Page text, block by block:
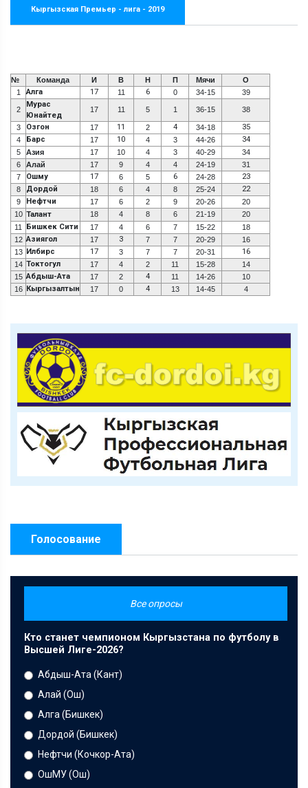
Кыргызская Премьер - лига - 2019
№ Команда И В Н П Мячи
О
1
Алга 17 11 6 0 34-15 39
2
Мурас
Юнайтед
17 11 5 1 36-15 38
3 Озгон 17 11 2 4 34-18 35
4 Барс 17 10 4 3 44-26 34
5 Азия 17 10 4 3 40-29
34
6
Алай 17 9 4 4 24-19
31
7
Ошму 17 6 5 6 24-28 23
8 Дордой 18 6 4 8 25-24 22
9 Нефтчи 17 6 2 9 20-26
20
10 Талант 18 4 8 6 21-19
20
11
Бишкек Сити 17 4 6 7 15-22
18
12 Азиягол 17 3 7 7 20-29
16
13 Илбирс 17 3 7 7 20-31 16
14 Токтогул 17 4 2 11 15-28
14
15 Абдыш-Ата 17 2 4 11 14-26
10
16 Кыргызалтын 17 0 4 13 14-45 4
Голосование
Все опросы
Кто станет чемпионом Кыргызстана по футболу в
Высшей Лиге-2026?
Абдыш-Ата (Кант)
Алай (Ош)
Алга (Бишкек)
Дордой (Бишкек)
Нефтчи (Кочкор-Ата)
ОшМУ (Ош)